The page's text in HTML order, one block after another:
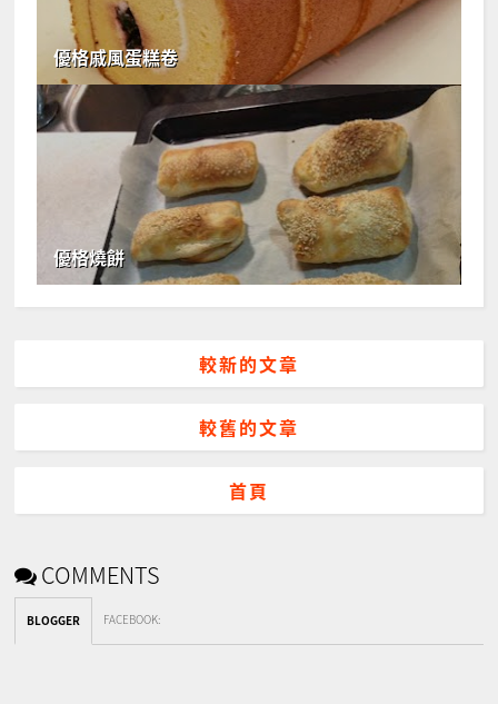
優格戚風蛋糕卷
優格燒餅
較新的文章
較舊的文章
首頁
COMMENTS
BLOGGER FACEBOOK: